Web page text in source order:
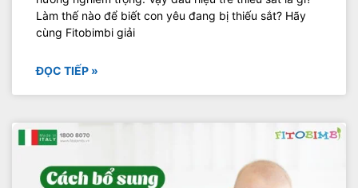
Làm thế nào để biết con yêu đang bị thiếu sắt? Hãy
cùng Fitobimbi giải
ĐỌC TIẾP »